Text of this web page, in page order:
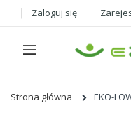
Zaloguj się
Strona główna EKO-